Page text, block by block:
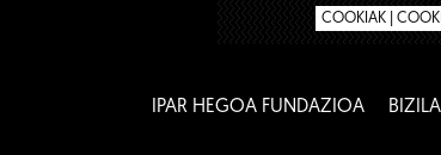
COOKIAK |
IPAR HEGOA FUNDAZIOA